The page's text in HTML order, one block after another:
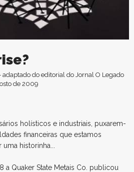
do editorial do Jornal O Legado
de 2009
holísticos e industriais, puxarem-
financeiras que estamos
historinha...
a Quaker State Metais Co. publicou